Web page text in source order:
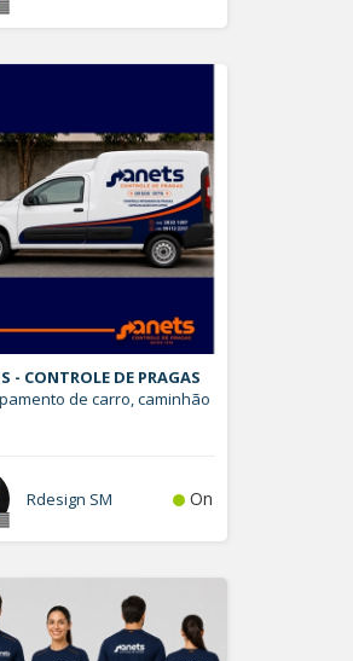
- CONTROLE DE PRAGAS
de carro, caminhão
Rdesign SM On